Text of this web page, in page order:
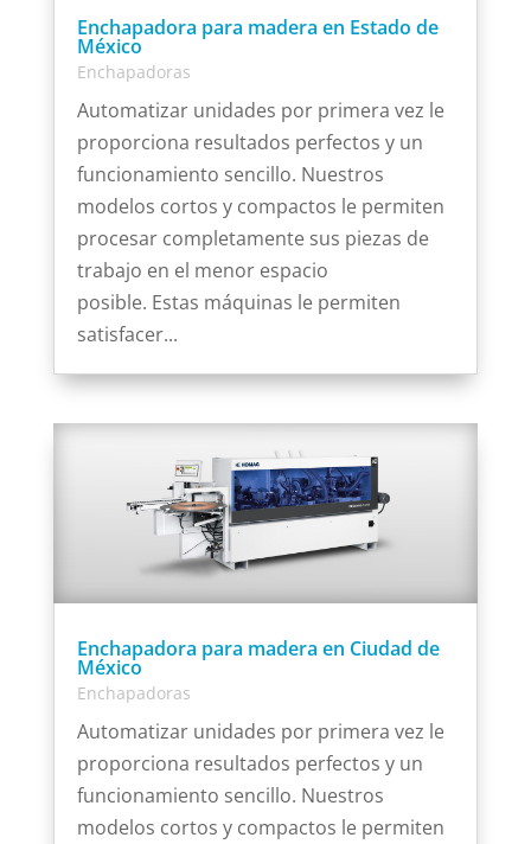
Enchapadora para madera en Estado de
México
Enchapadoras
Automatizar unidades por primera vez le
proporciona resultados perfectos y un
funcionamiento sencillo. Nuestros
modelos cortos y compactos le permiten
procesar completamente sus piezas de
trabajo en el menor espacio
posible. Estas máquinas le permiten
satisfacer...
Enchapadora para madera en Ciudad de
México
Enchapadoras
Automatizar unidades por primera vez le
proporciona resultados perfectos y un
funcionamiento sencillo. Nuestros
modelos cortos y compactos le permiten